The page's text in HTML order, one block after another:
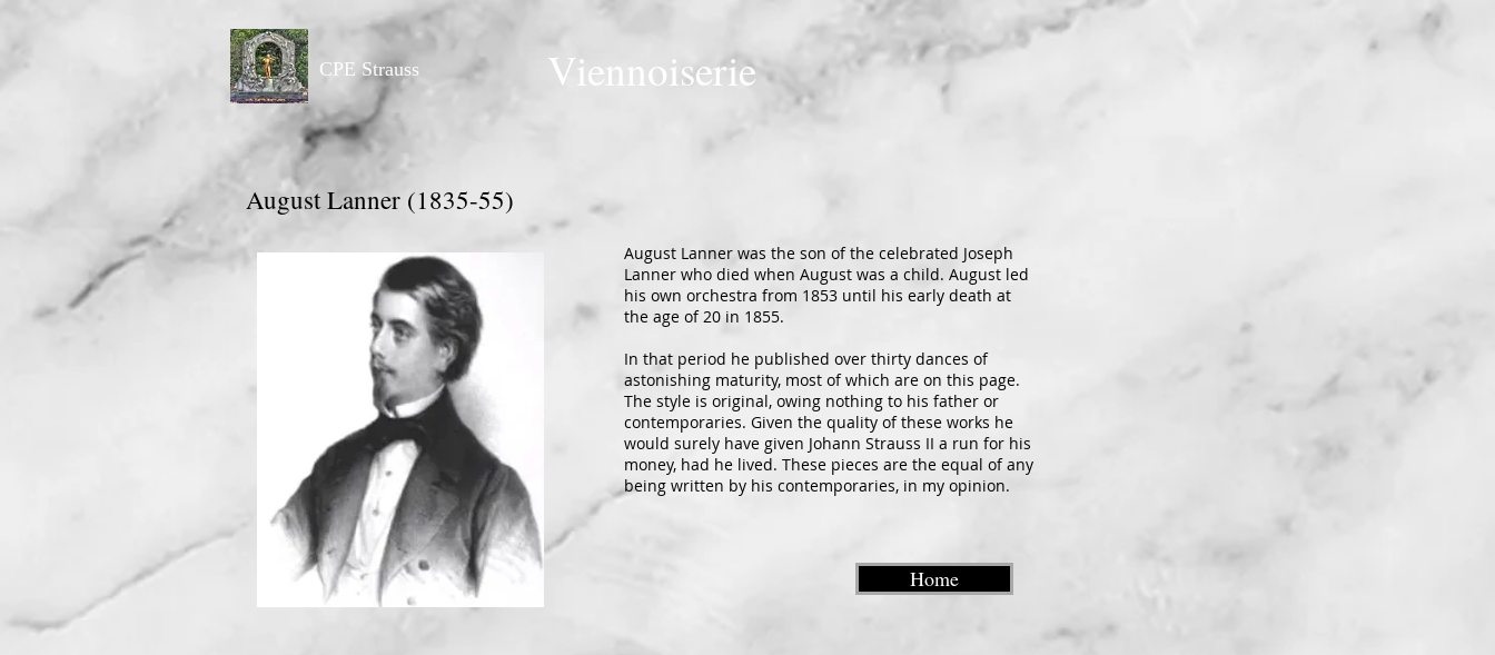
CPE Strauss Viennoiserie
August Lanner (1835-55)
August Lanner was the son of the celebrated Joseph
Lanner who died when August was a child. August led
his own orchestra from 1853 until his early death at
the age of 20 in 1855.
In that period he published over thirty dances of
astonishing maturity, most of which are on this page.
The style is original, owing nothing to his father or
contemporaries. Given the quality of these works he
would surely have given Johann Strauss II a run for his
money, had he lived. These pieces are the equal of any
being written by his contemporaries, in my opinion.
Home